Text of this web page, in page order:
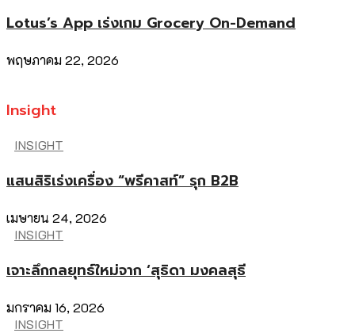
Lotus’s App เร่งเกม Grocery On-Demand
พฤษภาคม 22, 2026
Insight
INSIGHT
แสนสิริเร่งเครื่อง “พรีคาสท์” รุก B2B
เมษายน 24, 2026
INSIGHT
เจาะลึกกลยุทธ์ใหม่จาก ‘สุธิดา มงคลสุธี
มกราคม 16, 2026
INSIGHT